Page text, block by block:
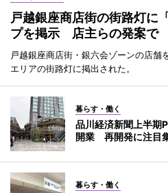
戸越銀座商店街の街路灯に
プを掲示 店主らの発案で
戸越銀座商店街・銀六会ゾーンの店舗
エリアの街路灯に掲出された。
暮らす・働く
品川経済新聞上半期
開業 再開発に注目
暮らす・働く